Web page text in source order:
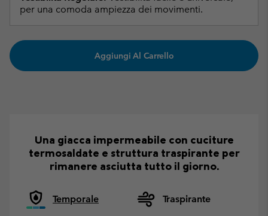
per una comoda ampiezza dei movimenti.
Aggiungi Al Carrello
Una giacca impermeabile con cuciture
termosaldate e struttura traspirante per
rimanere asciutta tutto il giorno.
Temporale Traspirante